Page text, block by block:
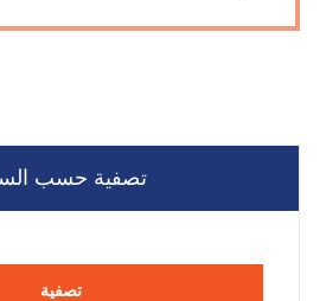
تصفية حسب
تصفية